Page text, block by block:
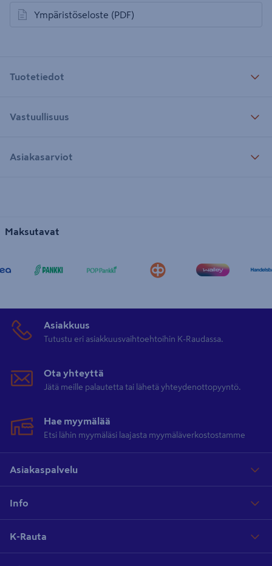
Ympäristöseloste (PDF)
avautuu uuteen välilehteen
Tuotetiedot
Vastuullisuus
Asiakasarviot
Maksutavat
Asiakkuus
Tutustu eri asiakkuusvaihtoehtoihin K-Raudassa.
Ota yhteyttä
Jätä meille palautetta tai lähetä yhteydenottopyyntö.
Hae myymälää
Etsi lähin myymäläsi laajasta myymäläverkostostamme
Asiakaspalvelu
Info
K-Rauta